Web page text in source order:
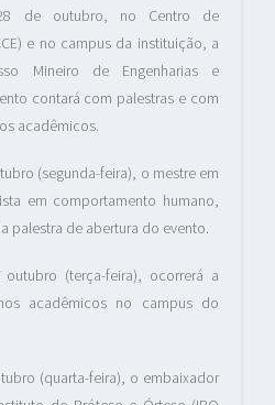
de outubro, no Centro de
e no campus da instituição, a
Mineiro de Engenharias e
contará com palestras e com
acadêmicos.
(segunda-feira), o mestre em
em comportamento humano,
palestra de abertura do evento.
(terça-feira), ocorrerá a
acadêmicos no campus do
(quarta-feira), o embaixador